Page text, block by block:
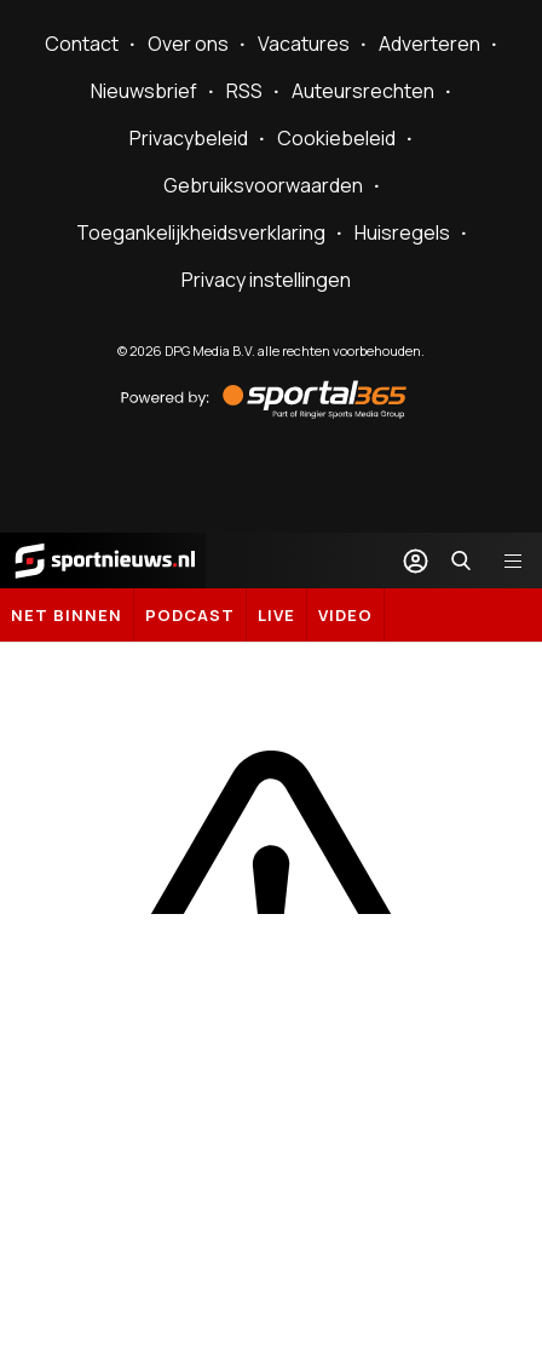
Contact Over ons Vacatures
Adverteren
Nieuwsbrief
RSS
Auteursrechten
Privacybeleid
Cookiebeleid
Gebruiksvoorwaarden
Toegankelijkheidsverklaring
Huisregels
Privacy instellingen
©2026 DPG Media B.V. alle rechten voorbehouden.
by
Sportal365
Sportnieuws.nl
NET BINNEN PODCAST LIVE VIDEO